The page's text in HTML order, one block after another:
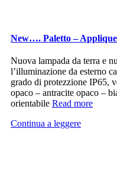
New…. Paletto –
Nuova lampada da terra e
l’illuminazione da esterno
grado di protezzione IP65,
opaco – antracite opaco –
orientabile Read more
Continua a leggere